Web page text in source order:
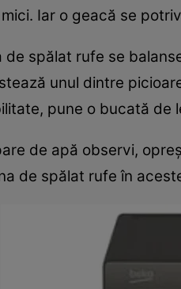
Iar o geacă se
de spălat rufe se
unul dintre
pune o bucată de
de apă observi,
de spălat rufe în